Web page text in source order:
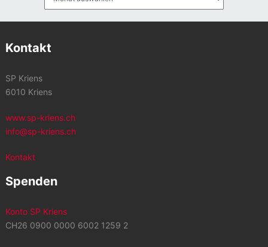
Kontakt
SP Kriens
6010 Kriens
www.sp-kriens.ch
info@sp-kriens.ch
Kontakt
Spenden
Konto SP Kriens
CH26 0900 0000 6002 1259 2